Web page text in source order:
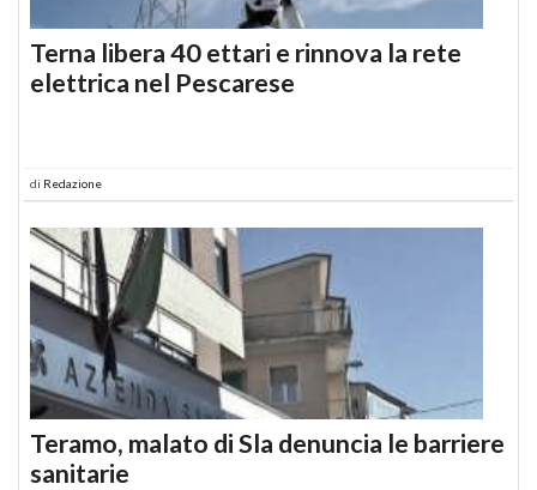
Terna libera 40 ettari e rinnova la rete
elettrica nel Pescarese
di Redazione
Teramo, malato di Sla denuncia le barriere
sanitarie